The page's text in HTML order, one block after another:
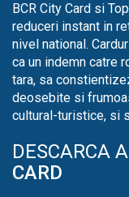
BCR City Card si
reduceri instant in
nivel national.
ca un indemn catre
tara, sa
deosebite si
cultural-turistice, si
DESCARCA
CARD